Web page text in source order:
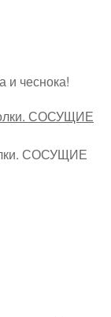
и чеснока!
СОСУЩИЕ